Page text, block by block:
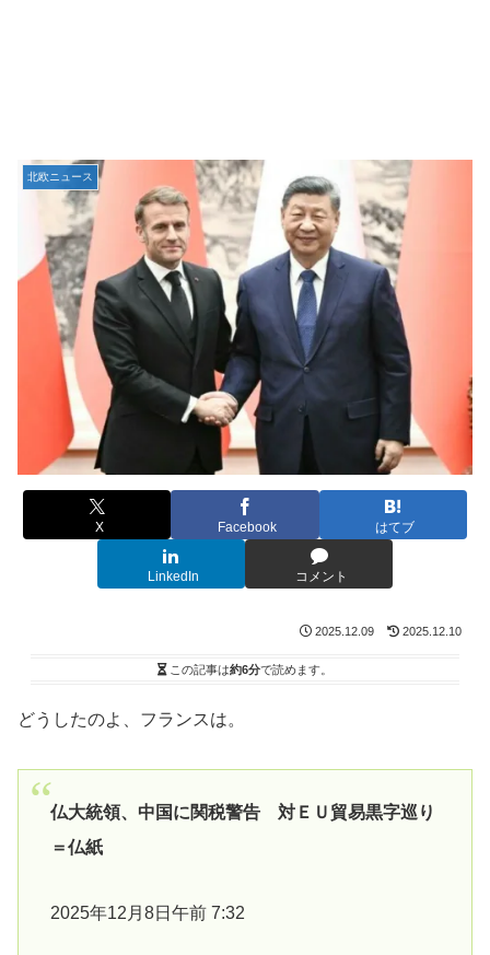
北欧ニュース
X Facebook はてブ
LinkedIn コメント
2025.12.09 2025.12.10
この記事は約6分で読めます。
どうしたのよ、フランスは。
仏大統領、中国に関税警告 対ＥＵ貿易黒字巡り
＝仏紙
2025年12月8日午前 7:32